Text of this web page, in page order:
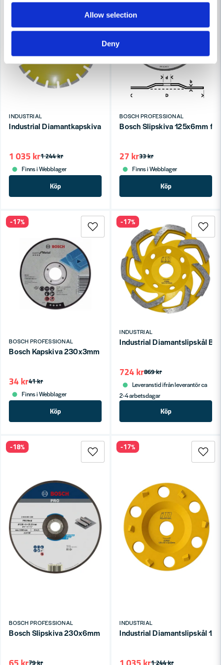
Allow selection
Deny
INDUSTRIAL
Industrial Diamantkapskiva Asfalt 350 mm
1 244 kr
1 035 kr
Finns i Webblager
Köp
BOSCH PROFESSIONAL
Bosch Slipskiva 125x6mm
33 kr
27 kr
Finns i Webblager
Köp
BOSCH PROFESSIONAL
Bosch Kapskiva 230x3mm för Metall - RAK
41 kr
34 kr
Finns i Webblager
Köp
-17%
INDUSTRIAL
Industrial Diamantslipskål
869 kr
724 kr
Leveranstid ifrån leverantör ca
2-4 arbetsdagar
Köp
-17%
BOSCH PROFESSIONAL
Bosch Slipskiva 230x6mm för Metall
79 kr
-18%
INDUSTRIAL
Industrial Diamantslipskål
1 244 kr
-17%